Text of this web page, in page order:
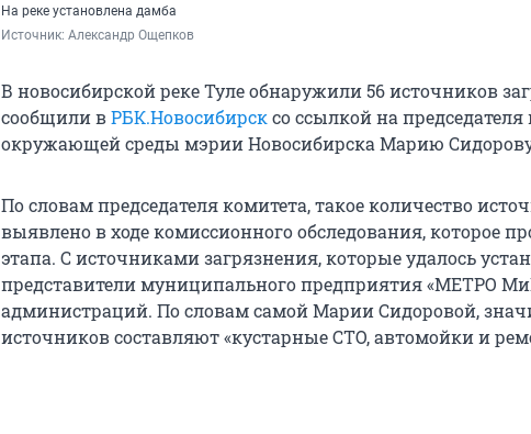
На реке установлена дамба
Источник: Александр Ощепков
В новосибирской реке Туле обнаружили 56 источников
сообщили вРБК.Новосибирсксо ссылкой на
окружающей среды мэрии Новосибирска Марию
По словам председателя комитета, такое количество
выявлено в ходе комиссионного обследования, которое
этапа. С источниками загрязнения, которые удалось
представители муниципального предприятия «МЕТРО
администраций. По словам самой Марии Сидоровой,
источников составляют «кустарные СТО, автомойки и